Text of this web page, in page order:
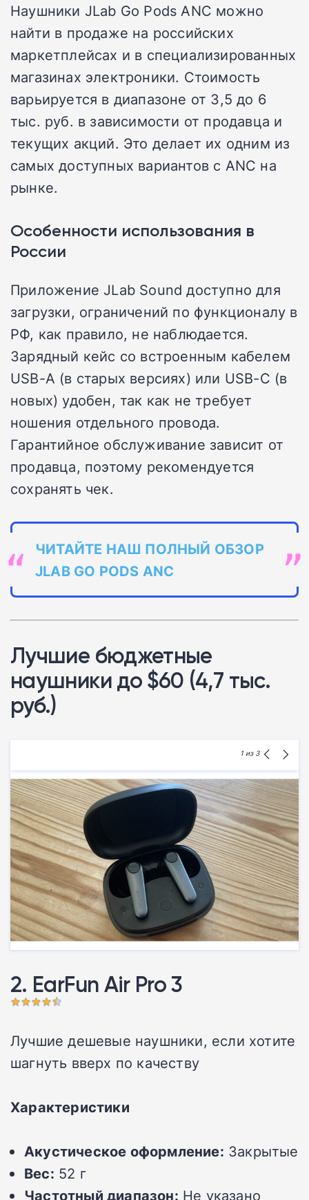
Наушники JLab Go Pods ANC можно
найти в продаже на российских
маркетплейсах и в специализированных
магазинах электроники. Стоимость
варьируется в диапазоне от 3,5 до 6
тыс. руб. в зависимости от продавца и
текущих акций. Это делает их одним из
самых доступных вариантов с ANC на
рынке.
Особенности использования в
России
Приложение JLab Sound доступно для
загрузки, ограничений по функционалу в
РФ, как правило, не наблюдается.
Зарядный кейс со встроенным кабелем
USB-A (в старых версиях) или USB-C (в
новых) удобен, так как не требует
ношения отдельного провода.
Гарантийное обслуживание зависит от
продавца, поэтому рекомендуется
сохранять чек.
ЧИТАЙТЕ НАШ ПОЛНЫЙ ОБЗОР
JLAB GO PODS ANC
Лучшие бюджетные
наушники до $60 (4,7 тыс.
руб.)
1 из 3
2. EarFun Air Pro 3
Лучшие дешевые наушники, если хотите
шагнуть вверх по качеству
Характеристики
Акустическое оформление: Закрытые
Вес: 52 г
Частотный диапазон: Не указано